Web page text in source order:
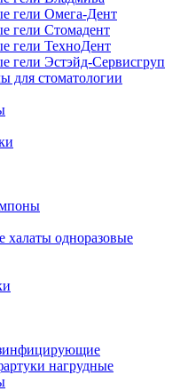
гели Омега-Дент
гели Стомадент
гели ТехноДент
гели Эстэйд-Сервисгруп
для стоматологии
халаты одноразовые
нагрудные